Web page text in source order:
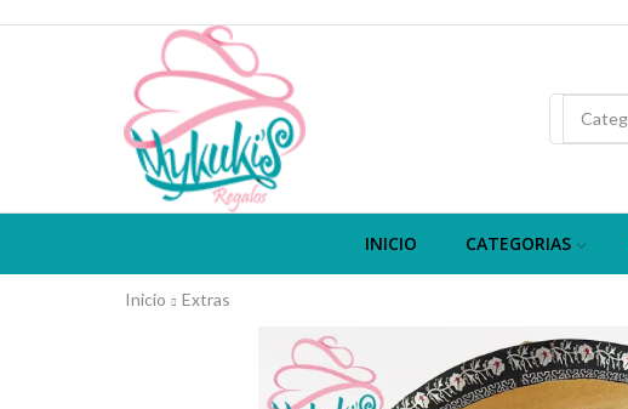
SEARCH
INICIO CATEGORIAS
Inicio Extras